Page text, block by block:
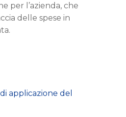
per l’azienda, che
delle spese in
applicazione del